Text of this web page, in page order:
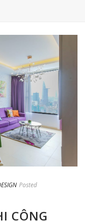
Posted
CÔNG